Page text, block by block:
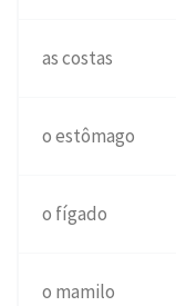
as costas
o estômago
o fígado
o mamilo